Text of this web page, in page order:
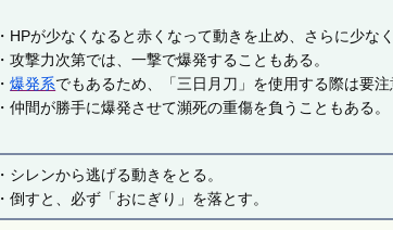
・HPが少なくなると赤くなって動きを止め、さらに少
・攻撃力次第では、一撃で爆発することもある。
・爆発系でもあるため、「三日月刀」を使用する際は要注
・仲間が勝手に爆発させて瀕死の重傷を負うこともある。
・シレンから逃げる動きをとる。
・倒すと、必ず「おにぎり」を落とす。